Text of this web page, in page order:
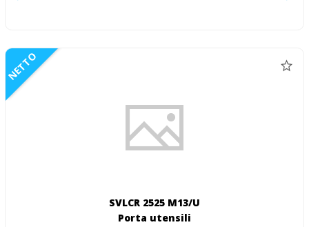
NETTO
SVLCR 2525 M13/U
Porta utensili